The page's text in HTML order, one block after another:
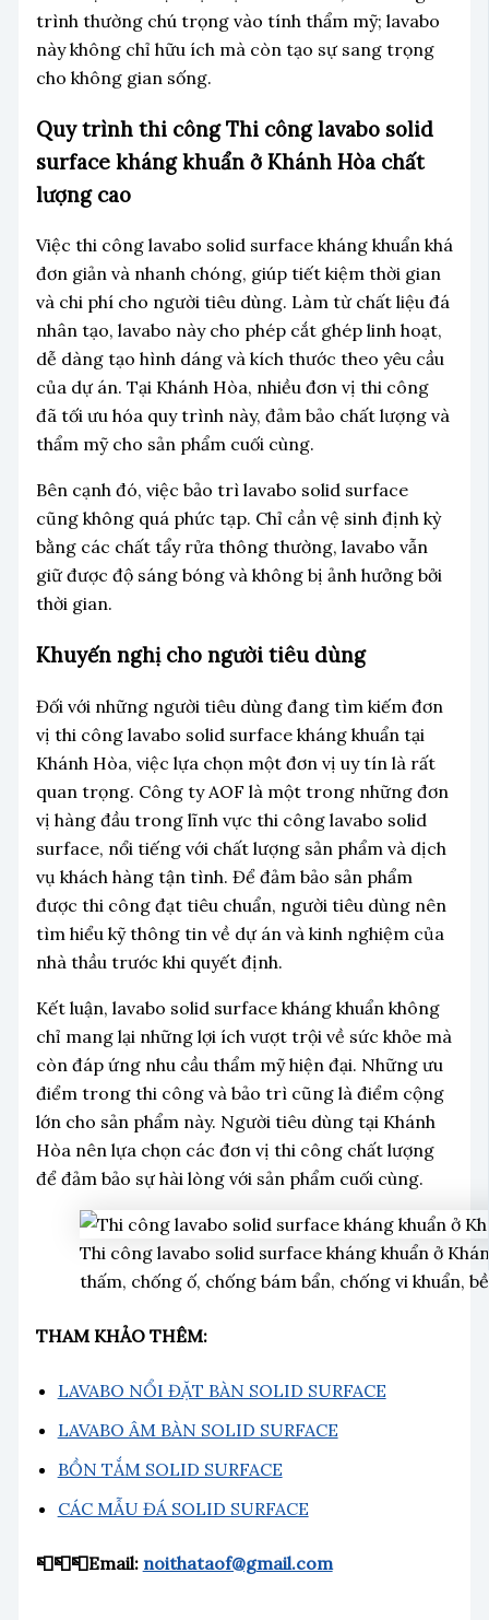
trình thường chú trọng vào tính thẩm mỹ; lavabo
này không chỉ hữu ích mà còn tạo sự sang trọng
cho không gian sống.
Quy trình thi công Thi công lavabo solid
surface kháng khuẩn ở Khánh Hòa chất
lượng cao
Việc thi công lavabo solid surface kháng khuẩn khá
đơn giản và nhanh chóng, giúp tiết kiệm thời gian
và chi phí cho người tiêu dùng. Làm từ chất liệu đá
nhân tạo, lavabo này cho phép cắt ghép linh hoạt,
dễ dàng tạo hình dáng và kích thước theo yêu cầu
của dự án. Tại Khánh Hòa, nhiều đơn vị thi công
đã tối ưu hóa quy trình này, đảm bảo chất lượng và
thẩm mỹ cho sản phẩm cuối cùng.
Bên cạnh đó, việc bảo trì lavabo solid surface
cũng không quá phức tạp. Chỉ cần vệ sinh định kỳ
bằng các chất tẩy rửa thông thường, lavabo vẫn
giữ được độ sáng bóng và không bị ảnh hưởng bởi
thời gian.
Khuyến nghị cho người tiêu dùng
Đối với những người tiêu dùng đang tìm kiếm đơn
vị thi công lavabo solid surface kháng khuẩn tại
Khánh Hòa, việc lựa chọn một đơn vị uy tín là rất
quan trọng. Công ty AOF là một trong những đơn
vị hàng đầu trong lĩnh vực thi công lavabo solid
surface, nổi tiếng với chất lượng sản phẩm và dịch
vụ khách hàng tận tình. Để đảm bảo sản phẩm
được thi công đạt tiêu chuẩn, người tiêu dùng nên
tìm hiểu kỹ thông tin về dự án và kinh nghiệm của
nhà thầu trước khi quyết định.
Kết luận, lavabo solid surface kháng khuẩn không
chỉ mang lại những lợi ích vượt trội về sức khỏe mà
còn đáp ứng nhu cầu thẩm mỹ hiện đại. Những ưu
điểm trong thi công và bảo trì cũng là điểm cộng
lớn cho sản phẩm này. Người tiêu dùng tại Khánh
Hòa nên lựa chọn các đơn vị thi công chất lượng
để đảm bảo sự hài lòng với sản phẩm cuối cùng.
Thi công lavabo solid surface kháng khuẩn ở
thấm, chống ố, chống bám bẩn, chống vi khuẩn,
THAM KHẢO THÊM:
LAVABO NỔI ĐẶT BÀN SOLID SURFACE
LAVABO ÂM BÀN SOLID SURFACE
BỒN TẮM SOLID SURFACE
CÁC MẪU ĐÁ SOLID SURFACE
📮📮📮Email: noithataof@gmail.com